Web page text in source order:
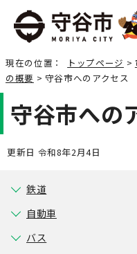
現在の位置： トップページ >
の概要 > 守谷市へのアクセス
守谷市への
更新日 令和8年2月4日
鉄道
自動車
バス